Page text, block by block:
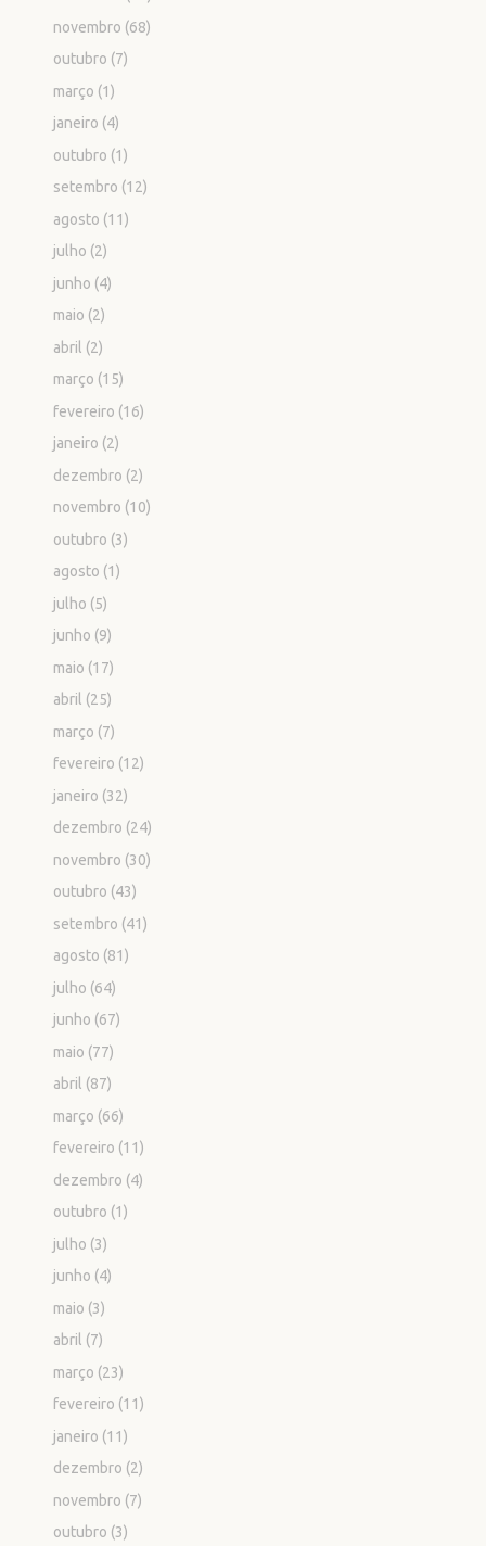
novembro (68)
outubro (7)
março (1)
janeiro (4)
outubro (1)
setembro (12)
agosto (11)
julho (2)
junho (4)
maio (2)
abril (2)
março (15)
fevereiro (16)
janeiro (2)
dezembro (2)
novembro (10)
outubro (3)
agosto (1)
julho (5)
junho (9)
maio (17)
abril (25)
março (7)
fevereiro (12)
janeiro (32)
dezembro (24)
novembro (30)
outubro (43)
setembro (41)
agosto (81)
julho (64)
junho (67)
maio (77)
abril (87)
março (66)
fevereiro (11)
dezembro (4)
outubro (1)
julho (3)
junho (4)
maio (3)
abril (7)
março (23)
fevereiro (11)
janeiro (11)
dezembro (2)
novembro (7)
outubro (3)